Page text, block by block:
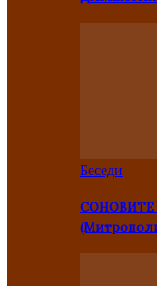
Беседи
СОНОВИТЕ